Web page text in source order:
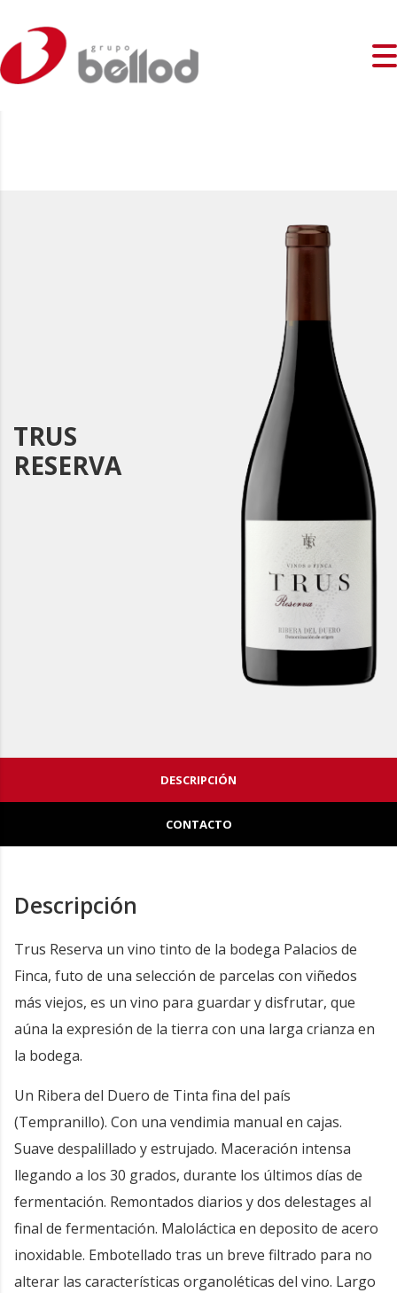
TRUS
RESERVA
DESCRIPCIÓN
CONTACTO
Descripción
Trus Reserva un vino tinto de la bodega Palacios de
Finca, futo de una selección de parcelas con viñedos
más viejos, es un vino para guardar y disfrutar, que
aúna la expresión de la tierra con una larga crianza en
la bodega.
Un Ribera del Duero de Tinta fina del país
(Tempranillo). Con una vendimia manual en cajas.
Suave despalillado y estrujado. Maceración intensa
llegando a los 30 grados, durante los últimos días de
fermentación. Remontados diarios y dos delestages al
final de fermentación. Maloláctica en deposito de acero
inoxidable. Embotellado tras un breve filtrado para no
alterar las características organoléticas del vino. Largo